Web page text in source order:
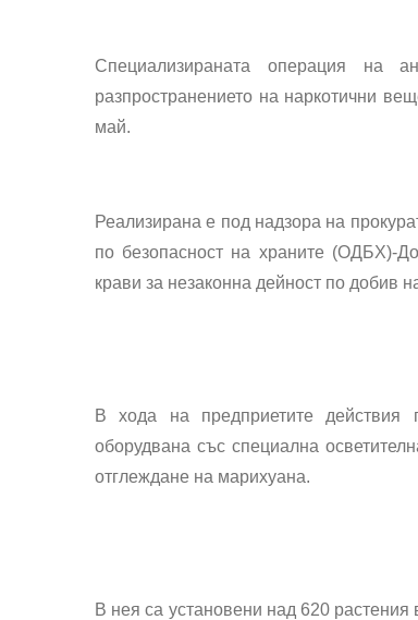
Специализираната операция на
разпространението на наркотични
май.
Реализирана е под надзора на
по безопасност на храните (ОДБХ)-
крави за незаконна дейност по добив
В хода на предприетите действия
оборудвана със специална
отглеждане на марихуана.
В нея са установени над 620 растения